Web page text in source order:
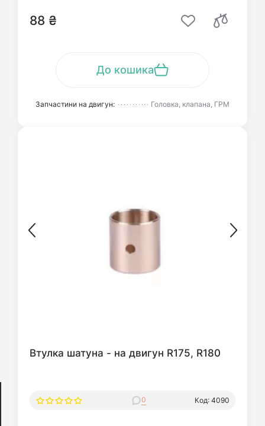
88 ₴
До кошика
Запчастини на двигун: Головка, клапана, ГРМ
Втулка шатуна - на двигун R175, R180
0 Код: 4090